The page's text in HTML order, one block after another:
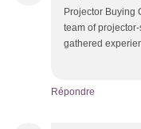
Projector Buying
team of
gathered
Répondre